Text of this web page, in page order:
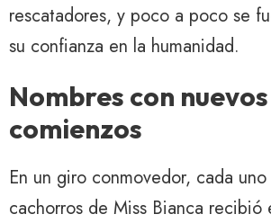
rescatadores, y poco a poco se
su confianza en la humanidad.
Nombres con nuevos
comienzos
En un giro conmovedor, cada
cachorros de Miss Bianca recibió